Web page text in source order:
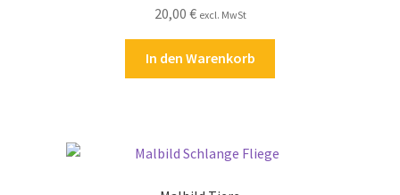
20,00 € excl. MwSt
In den Warenkorb